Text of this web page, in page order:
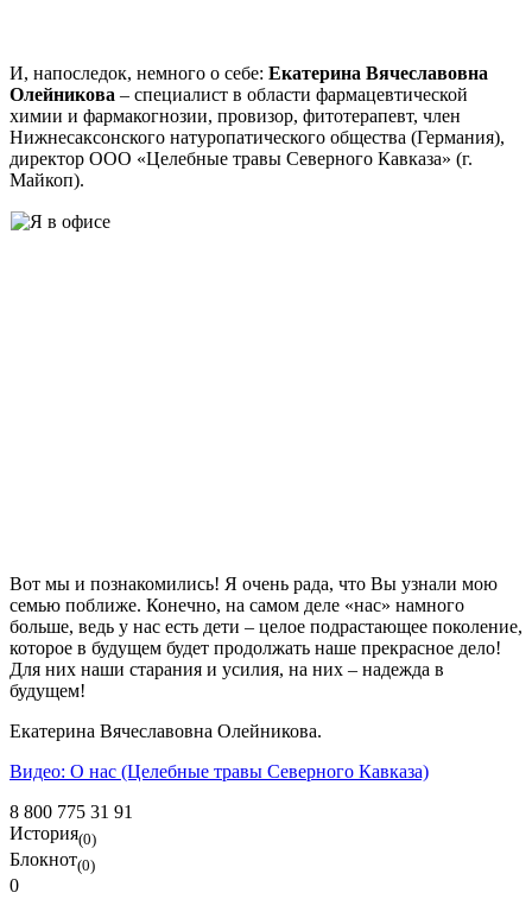
И, напоследок, немного о себе: Екатерина Вячеславовна
Олейникова – специалист в области фармацевтической
химии и фармакогнозии, провизор, фитотерапевт, член
Нижнесаксонского натуропатического общества (Германия),
директор ООО «Целебные травы Северного Кавказа» (г.
Майкоп).
Вот мы и познакомились! Я очень рада, что Вы узнали мою
семью поближе. Конечно, на самом деле «нас» намного
больше, ведь у нас есть дети – целое подрастающее поколение,
которое в будущем будет продолжать наше прекрасное дело!
Для них наши старания и усилия, на них – надежда в
будущем!
Екатерина Вячеславовна Олейникова.
Видео: О нас (Целебные травы Северного Кавказа)
8 800 775 31 91
История(0)
Блокнот(0)
0